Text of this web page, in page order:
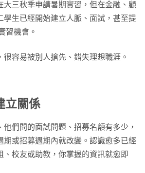
大三秋季申請暑期實習，但在金融、顧
學生已經開始建立人脈、面試，甚至提
習機會。
很容易被別人搶先、錯失理想職涯。
立關係
們問的面試問題、招募名額有多少，
期或招募週期內就改變。認識愈多已經
、校友或助教，你掌握的資訊就愈即